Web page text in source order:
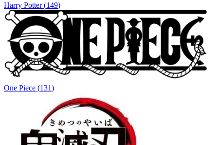
Harry Potter (149)
One Piece (131)